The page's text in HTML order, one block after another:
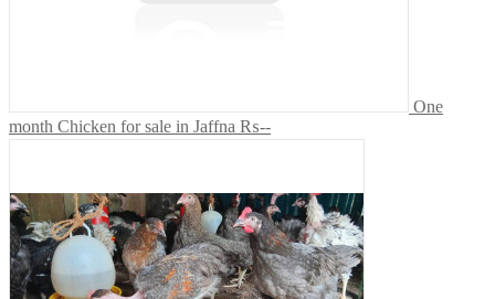
One
month Chicken for sale in Jaffna ₨--